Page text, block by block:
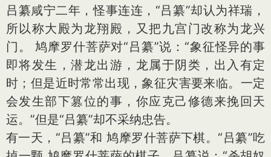
吕纂咸宁二年，怪事连连，“吕纂”却认为祥瑞，
所以称大殿为龙翔殿，又把九宫门改称为龙兴
门。 鸠摩罗什菩萨对“吕纂”说：“象征怪异的事
即将发生，潜龙出游，龙属于阴类，出入有定
时；但是近时常常出现，象征灾害要来临。一定
会发生部下篡位的事，你应克己修德来挽回天
运。”但是“吕纂”却不采纳忠告。
有一天，“吕纂”和 鸠摩罗什菩萨下棋。“吕纂”吃